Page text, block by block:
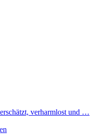
verharmlost und …